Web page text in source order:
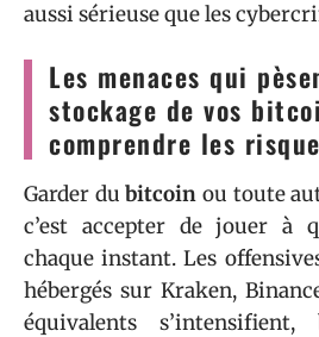
aussi sérieuse que les
Les menaces qui
stockage de vos
comprendre les
Garder dubitcoin ou toute
c’est accepter de jouer à
chaque instant. Les
hébergés sur Kraken,
équivalents